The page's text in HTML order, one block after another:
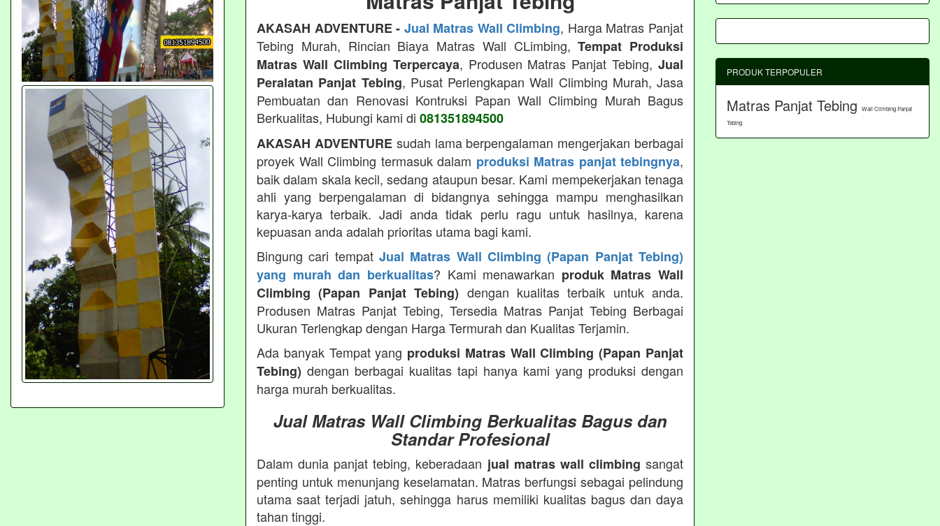
AKASAH ADVENTURE - Jual Matras Wall Climbing, Harga Matras Panjat
Tebing Murah, Rincian Biaya Matras Wall CLimbing,Tempat Produksi
Matras Wall Climbing Terpercaya, Produsen Matras Panjat Tebing, Jual
Peralatan Panjat Tebing, Pusat Perlengkapan Wall Climbing Murah, Jasa
Pembuatan dan Renovasi Kontruksi Papan Wall Climbing Murah Bagus
Berkualitas, Hubungi kami di 081351894500
AKASAH ADVENTUREsudah lama berpengalaman mengerjakan berbagai
proyek Wall Climbing termasuk dalam produksi Matras panjat tebingnya,
baik dalam skala kecil, sedang ataupun besar. Kami mempekerjakan tenaga
ahli yang berpengalaman di bidangnya sehingga mampu menghasilkan
karya-karya terbaik. Jadi anda tidak perlu ragu untuk hasilnya, karena
kepuasan anda adalah prioritas utama bagi kami.
Bingung cari tempat Jual Matras Wall Climbing (Papan Panjat Tebing)
yang murah dan berkualitas? Kami menawarkan produk Matras Wall
Climbing (Papan Panjat Tebing) dengan kualitas terbaik untuk anda.
Produsen Matras Panjat Tebing, Tersedia Matras Panjat Tebing Berbagai
Ukuran Terlengkap dengan Harga Termurah dan Kualitas Terjamin.
Ada banyak Tempat yang produksi Matras Wall Climbing (Papan Panjat
Tebing) dengan berbagai kualitas tapi hanya kami yang produksi dengan
harga murah berkualitas.
Jual Matras Wall Climbing Berkualitas Bagus dan
Standar Profesional
Dalam dunia panjat tebing, keberadaan jual matras wall climbing sangat
penting untuk menunjang keselamatan. Matras berfungsi sebagai pelindung
utama saat terjadi jatuh, sehingga harus memiliki kualitas bagus dan daya
tahan tinggi.
PRODUK TERPOPULER
Matras Panjat Tebing
Wall Climbing Panjat
Tebing